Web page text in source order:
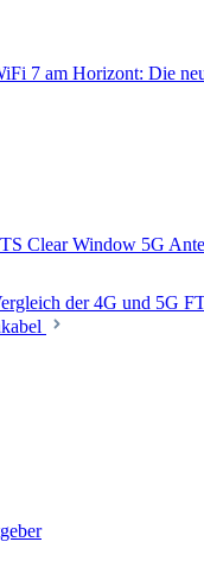
7 am Horizont: Die
Clear Window 5G
der 4G und 5G